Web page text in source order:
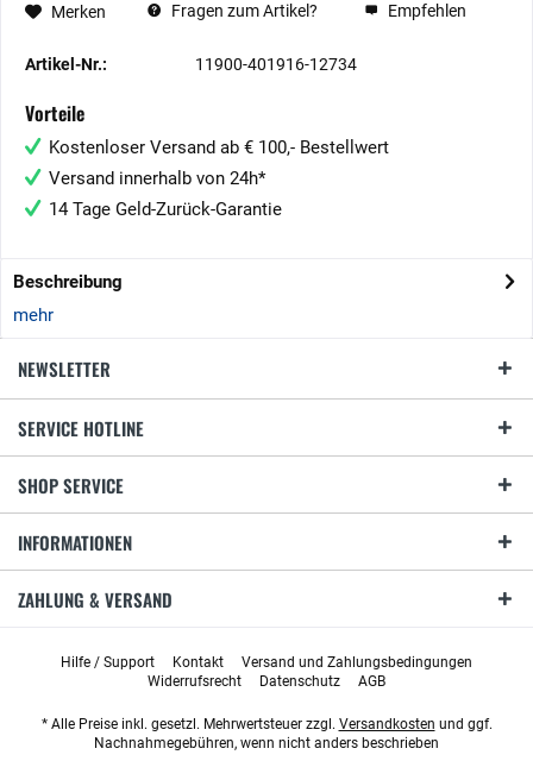
Merken Fragen zum Artikel? Empfehlen
Artikel-Nr.: 11900-401916-12734
Vorteile
Kostenloser Versand ab € 100,- Bestellwert
Versand innerhalb von 24h*
14 Tage Geld-Zurück-Garantie
Beschreibung
mehr
NEWSLETTER
SERVICE HOTLINE
SHOP SERVICE
INFORMATIONEN
ZAHLUNG & VERSAND
Hilfe / Support Kontakt
Versand und Zahlungsbedingungen
Widerrufsrecht
Datenschutz AGB
* Alle Preise inkl. gesetzl. Mehrwertsteuer zzgl. Versandkosten und ggf.
Nachnahmegebühren, wenn nicht anders beschrieben